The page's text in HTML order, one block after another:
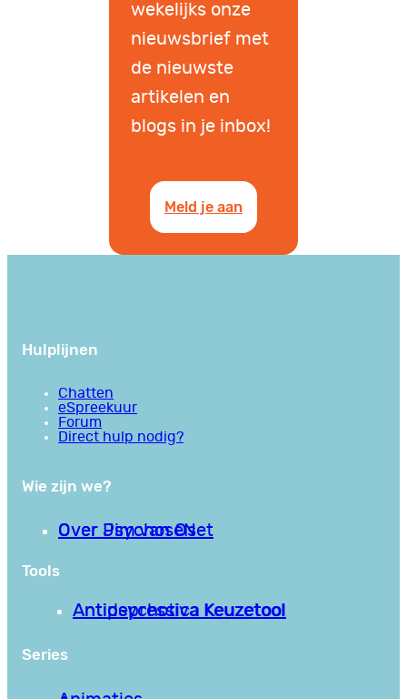
wekelijks onze
nieuwsbrief met
de nieuwste
artikelen en
blogs in je inbox!
Meld je aan
Hulplijnen
Chatten
eSpreekuur
Forum
Direct hulp nodig?
Wie zijn we?
Over PsychoseNet
Over Jim van Os
Tools
Antipsychotica Keuzetool
Antidepressiva Keuzetool
Series